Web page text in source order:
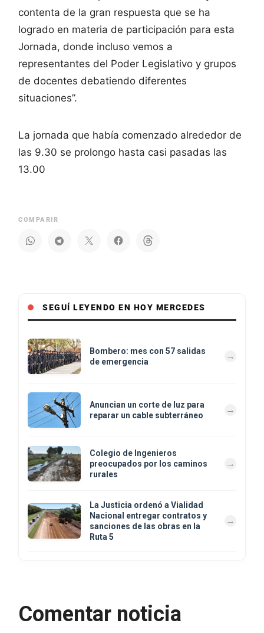
contenta de la gran respuesta que se ha
logrado en materia de participación para esta
Jornada, donde incluso vemos a
representantes del Poder Legislativo y grupos
de docentes debatiendo diferentes
situaciones”.
La jornada que había comenzado alrededor de
las 9.30 se prolongo hasta casi pasadas las
13.00
COMPARIR
SEGUÍ LEYENDO EN HOY MERCEDES
Bombero: mes con 57 salidas
de emergencia
Anuncian un corte de luz para
reparar un cable subterráneo
Colegio de Ingenieros
preocupados por los caminos
rurales
La Justicia ordenó a Vialidad
Nacional entregar contratos y
sanciones de las obras en la
Ruta 5
Comentar noticia